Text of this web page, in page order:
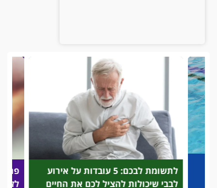
לתשומת לבכם: 5 עובדות על אירוע
לבבי שיכולות להציל לכם את החיים